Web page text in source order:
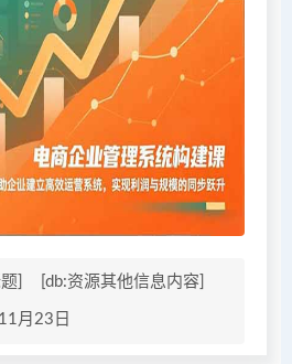
] [db:资源其他信息内容]
月23日